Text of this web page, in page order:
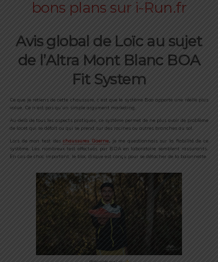
Avis global de Loïc au sujet
de l’Altra Mont Blanc BOA
Fit System
Ce que je retiens de cette chaussure, c’est que le système Boa apporte une réelle plus
value. Ce n’est pas qu’un simple argument marketing.
Au-delà de tous les aspects pratiques, ce système permet de ne plus avoir de problème
de lacet qui se défait ou qui se prend sur des racines ou autres branches au sol.
Lors de mon test deschaussures Gaerne, je me questionnais sur la fiabilité de ce
système. Les nombreux test effectués par BOA en laboratoire semblent rassurants.
En cas de choc important, le bloc disque est conçu pour se détacher de la baïonnette.